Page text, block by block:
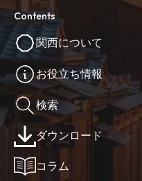
Contents
関西について
お役立ち情報
検索
ダウンロード
コラム